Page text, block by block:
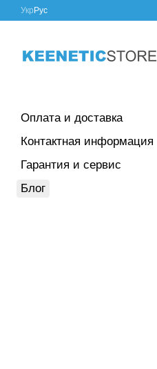
Перейти к основному контенту
Укр Рус
Оплата и доставка
Контактная информация
Гарантия и сервис
Блог